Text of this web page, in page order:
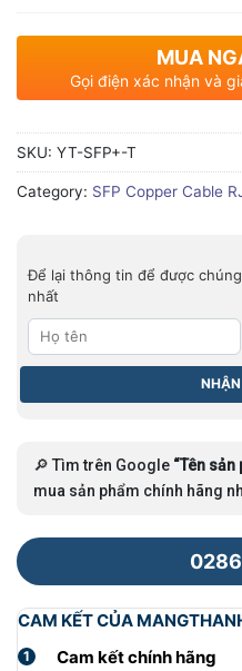
MUA
Gọi điện xác nhận và
SKU: YT-SFP+-T
Category: SFP Copper Cable
Để lại thông tin để được
nhất
🔎 Tìm trên Google “Tên
mua sản phẩm chính hãng
CAM KẾT CỦA
1 Cam kết chính hãng